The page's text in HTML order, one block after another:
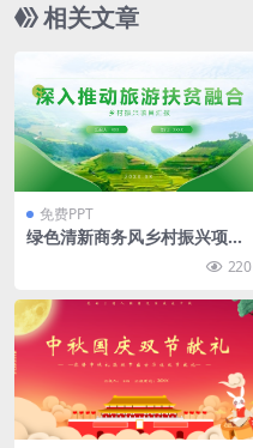
相关文章
免费PPT
绿色清新商务风乡村振兴项目
220